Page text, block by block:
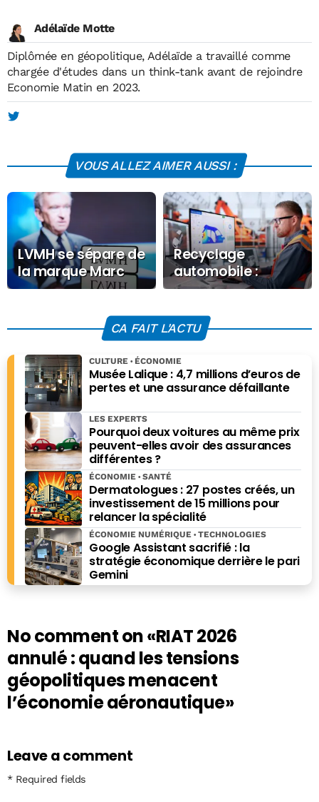
Adélaïde Motte
Diplômée en géopolitique, Adélaïde a travaillé comme
chargée d'études dans un think-tank avant de rejoindre
Economie Matin en 2023.
VOUS ALLEZ AIMER AUSSI :
LVMH se sépare de
la marque Marc
Jacobs
Recyclage
automobile :
l’Europe impose
norme aux
constructeurs
CA FAIT L'ACTU
Musée Lalique : 4,7 millions d’euros de
pertes et une assurance défaillante
CULTURE ÉCONOMIE
Pourquoi deux voitures au même prix
peuvent-elles avoir des assurances
différentes ?
LES EXPERTS
Dermatologues : 27 postes créés, un
investissement de 15 millions pour
relancer la spécialité
ÉCONOMIE SANTÉ
Google Assistant sacrifié : la
stratégie économique derrière le pari
Gemini
ÉCONOMIE NUMÉRIQUE TECHNOLOGIES
No comment on«RIAT 2026
annulé : quand les tensions
géopolitiques menacent
l’économie aéronautique»
Leave a comment
* Required fields